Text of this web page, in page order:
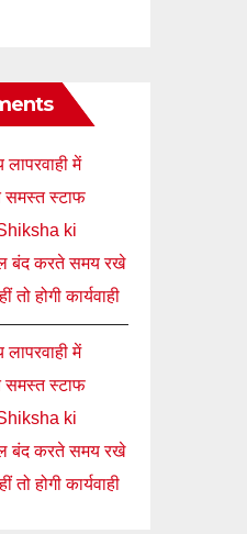
में
समस्त स्टाफ
ki
बंद करते समय रखे
तो होगी कार्यवाही
में
समस्त स्टाफ
ki
बंद करते समय रखे
तो होगी कार्यवाही